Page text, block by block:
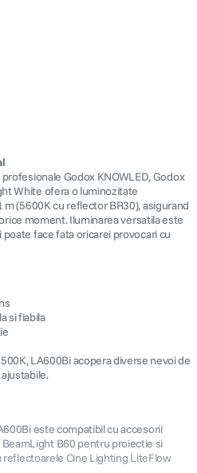
Godox KNOWLED, Godox
White ofera o luminozitate
(5600K cu reflector BR30), asigurand
moment. Iluminarea versatila este
face fata oricarei provocari cu
si fiabila
LA600Bi acopera diverse nevoi de
este compatibil cu accesorii
B60 pentru proiectie si
Cine Lighting LiteFlow